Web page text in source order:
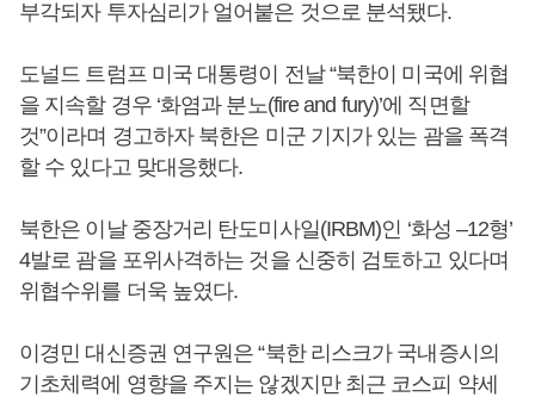
부각되자 투자심리가 얼어붙은 것으로 분석됐다.
도널드 트럼프 미국 대통령이 전날 “북한이 미국에 위협
을 지속할 경우 ‘화염과 분노(fire and fury)’에 직면할
것”이라며 경고하자 북한은 미군 기지가 있는 괌을 폭격
할 수 있다고 맞대응했다.
북한은 이날 중장거리 탄도미사일(IRBM)인 ‘화성 –12형’
4발로 괌을 포위사격하는 것을 신중히 검토하고 있다며
위협수위를 더욱 높였다.
이경민 대신증권 연구원은 “북한 리스크가 국내증시의
기초체력에 영향을 주지는 않겠지만 최근 코스피 약세